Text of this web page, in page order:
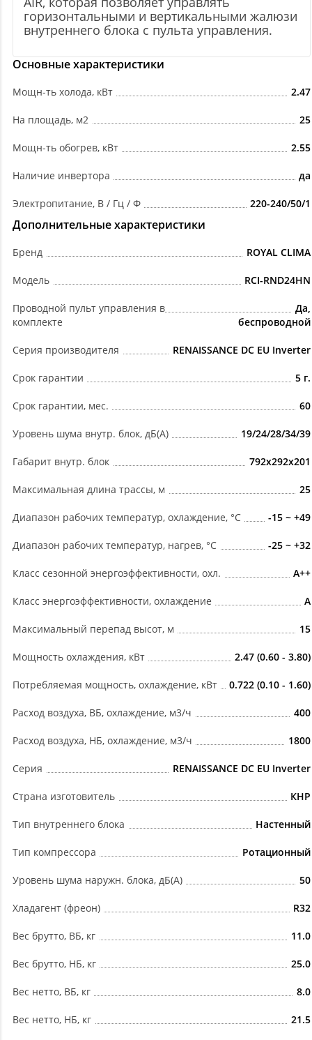
горизонтальными и вертикальными жалюзи
внутреннего блока с пульта управления.
Основные характеристики
Мощн-ть холода, кВт 2.47
На площадь, м2 25
Мощн-ть обогрев, кВт 2.55
Наличие инвертора да
Электропитание, В / Гц / Ф 220-240/50/1
Дополнительные характеристики
Бренд ROYAL CLIMA
Модель RCI-RND24HN
Проводной пульт управления в
комплекте
Да,
беспроводной
Серия производителя RENAISSANCE DC EU Inverter
Срок гарантии 5 г.
Срок гарантии, мес. 60
Уровень шума внутр. блок, дБ(А) 19/24/28/34/39
Габарит внутр. блок 792x292x201
Максимальная длина трассы, м 25
Диапазон рабочих температур, охлаждение, °C -15 ~ +49
Диапазон рабочих температур, нагрев, °C -25 ~ +32
Класс сезонной энергоэффективности, охл. A++
Класс энергоэффективности, охлаждение A
Максимальный перепад высот, м 15
Мощность охлаждения, кВт 2.47 (0.60 - 3.80)
Потребляемая мощность, охлаждение, кВт 0.722 (0.10 - 1.60)
Расход воздуха, ВБ, охлаждение, м3/ч 400
Расход воздуха, НБ, охлаждение, м3/ч 1800
Серия RENAISSANCE DC EU Inverter
Страна изготовитель КНР
Тип внутреннего блока Настенный
Тип компрессора Ротационный
Уровень шума наружн. блока, дБ(А) 50
Хладагент (фреон) R32
Вес брутто, ВБ, кг 11.0
Вес брутто, НБ, кг 25.0
Вес нетто, ВБ, кг 8.0
Вес нетто, НБ, кг 21.5